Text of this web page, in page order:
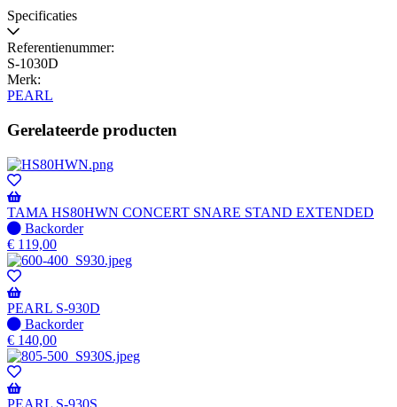
Specificaties
Referentienummer:
S-1030D
Merk:
PEARL
Gerelateerde producten
TAMA HS80HWN CONCERT SNARE STAND EXTENDED
Niet
op
voorraad
-
Wordt
verzonden
wanneer
beschikbaar
Backorder
€ 119,00
PEARL S-930D
Niet
op
voorraad
-
Wordt
verzonden
Backorder
€ 140,00
PEARL S-930S